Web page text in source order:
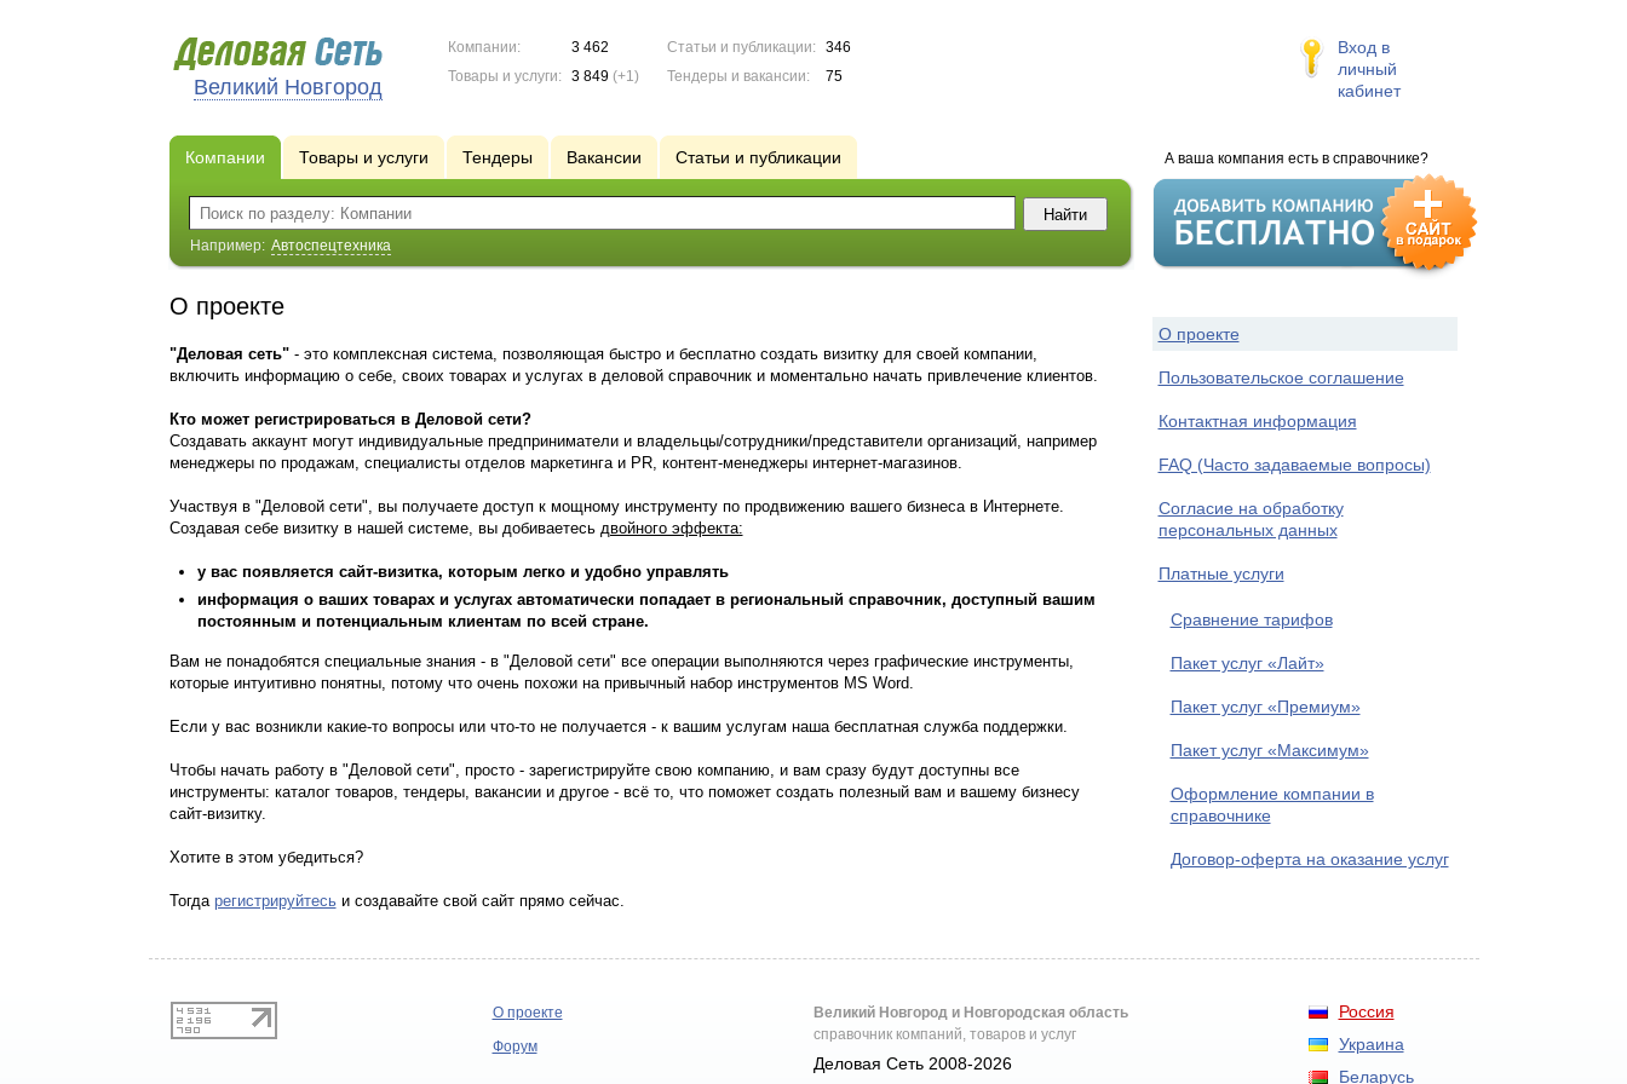
Великий Новгород
Компании:
3 462
Товары и услуги:
3 849(+1)
Статьи и публикации:
346
Тендеры и вакансии:
75
Вход в
личный
кабинет
А ваша компания есть в справочнике?
Компании Товары и услуги Тендеры Вакансии Статьи и публикации
Например: Автоспецтехника
О проекте
"Деловая сеть"- это комплексная система, позволяющая быстро и бесплатно создать визитку для своей компании,
включить информацию о себе, своих товарах и услугах в деловой справочник и моментально начать привлечение клиентов.
Кто может регистрироваться в Деловой сети?
Создавать аккаунт могут индивидуальные предприниматели и владельцы/сотрудники/представители организаций, например
менеджеры по продажам, специалисты отделов маркетинга и PR, контент-менеджеры интернет-магазинов.
Участвуя в "Деловой сети", вы получаете доступ к мощному инструменту по продвижению вашего бизнеса в Интернете.
Создавая себе визитку в нашей системе, вы добиваетесь двойного эффекта:
у вас появляется сайт-визитка, которым легко и удобно управлять
информация о ваших товарах и услугах автоматически попадает в региональный справочник, доступный вашим
постоянным и потенциальным клиентам по всей стране.
Вам не понадобятся специальные знания - в "Деловой сети" все операции выполняются через графические инструменты,
которые интуитивно понятны, потому что очень похожи на привычный набор инструментов MS Word.
Если у вас возникли какие-то вопросы или что-то не получается - к вашим услугам наша бесплатная служба поддержки.
Чтобы начать работу в "Деловой сети", просто - зарегистрируйте свою компанию, и вам сразу будут доступны все
инструменты: каталог товаров, тендеры, вакансии и другое - всё то, что поможет создать полезный вам и вашему бизнесу
сайт-визитку.
Хотите в этом убедиться?
Тогда регистрируйтесьи создавайте свой сайт прямо сейчас.
О проекте
Пользовательское соглашение
Контактная информация
FAQ (Часто задаваемые вопросы)
Согласие на обработку
персональных данных
Платные услуги
Сравнение тарифов
Пакет услуг «Лайт»
Пакет услуг «Премиум»
Пакет услуг «Максимум»
Оформление компании в
справочнике
Договор-оферта на оказание услуг
Россия
Украина
Беларусь
О проекте
Форум
Великий Новгород и Новгородская область
справочник компаний, товаров и услуг
Деловая Сеть 2008-2026